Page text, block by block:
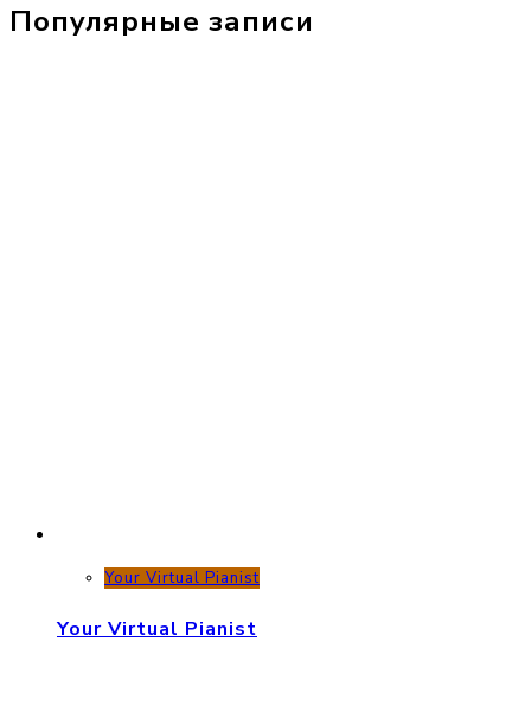
Популярные записи
Your Virtual Pianist
Your Virtual Pianist